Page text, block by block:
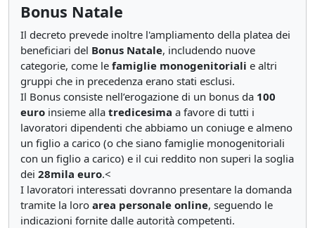
Bonus Natale
Il decreto prevede inoltre l'ampliamento della platea dei
beneficiari del Bonus Natale, includendo nuove
categorie, come le famiglie monogenitoriali e altri
gruppi che in precedenza erano stati esclusi.
Il Bonus consiste nell’erogazione di un bonus da 100
euro insieme alla tredicesima a favore di tutti i
lavoratori dipendenti che abbiamo un coniuge e almeno
un figlio a carico (o che siano famiglie monogenitoriali
con un figlio a carico) e il cui reddito non superi la soglia
dei 28mila euro.<
I lavoratori interessati dovranno presentare la domanda
tramite la loro area personale online, seguendo le
indicazioni fornite dalle autorità competenti.